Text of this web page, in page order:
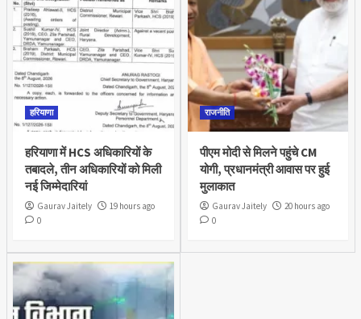
हरियाणा
हरियाणा में HCS अधिकारियों के
तबादले, तीन अधिकारियों को मिली
नई जिम्मेदारियां
Gaurav Jaitely
19 hours ago
0
राजनीति
पीएम मोदी से मिलने पहुंचे CM
योगी, प्रधानमंत्री आवास पर हुई
मुलाकात
Gaurav Jaitely
20 hours ago
0